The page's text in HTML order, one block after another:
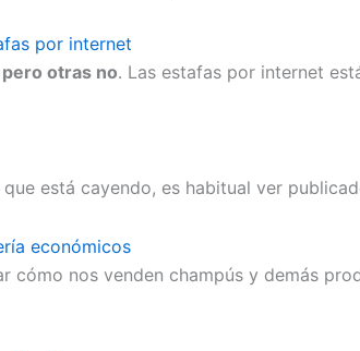
por internet
otras no. Las estafas por internet
está cayendo, es habitual ver
económicos
cómo nos venden champús y demás